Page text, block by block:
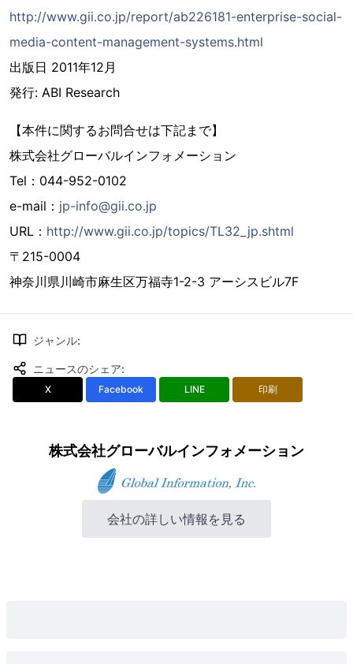
http://www.gii.co.jp/report/ab226181-enterprise-social-
media-content-management-systems.html
出版日 2011年12月
発行: ABI Research
【本件に関するお問合せは下記まで】
株式会社グローバルインフォメーション
Tel：044-952-0102
e-mail： jp-info@gii.co.jp
URL： http://www.gii.co.jp/topics/TL32_jp.shtml
〒215-0004
神奈川県川崎市麻生区万福寺1-2-3 アーシスビル7F
ジャンル:
ニュースのシェア:
X Facebook LINE 印刷
株式会社グローバルインフォメーション
会社の詳しい情報を見る